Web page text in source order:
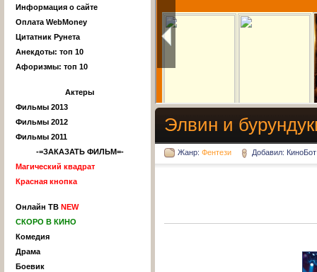
Элвин и
Жанр: Фентези Добавил: КиноБот
Информация о сайте
Оплата WebMoney
Цитатник Рунета
Анекдоты: топ 10
Афоризмы: топ 10
Актеры
Фильмы 2013
Фильмы 2012
Фильмы 2011
-=ЗАКАЗАТЬ ФИЛЬМ=-
Магический квадрат
Красная кнопка
Онлайн ТВ NEW
СКОРО В КИНО
Комедия
Драма
Боевик